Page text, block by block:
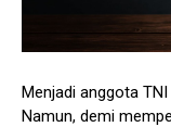
Menjadi anggota
Namun, demi